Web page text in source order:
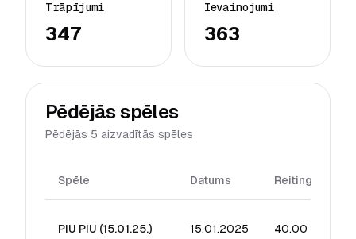
Trāpījumi
347
Ievainojumi
363
Pēdējās spēles
Pēdējās 5 aizvadītās spēles
Spēle Datums Reitings
PIU PIU (15.01.25.) 15.01.2025 40.00